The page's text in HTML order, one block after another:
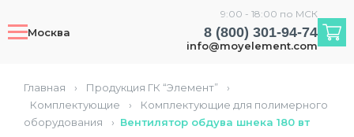
Москва
9:00 - 18:00 по МСК
8 (800) 301-94-74
info@moyelement.com
Главная › Продукция ГК “Элемент”
›
Комплектующие
›
Комплектующие для полимерного
оборудования
› Вентилятор обдува шнека 180 вт